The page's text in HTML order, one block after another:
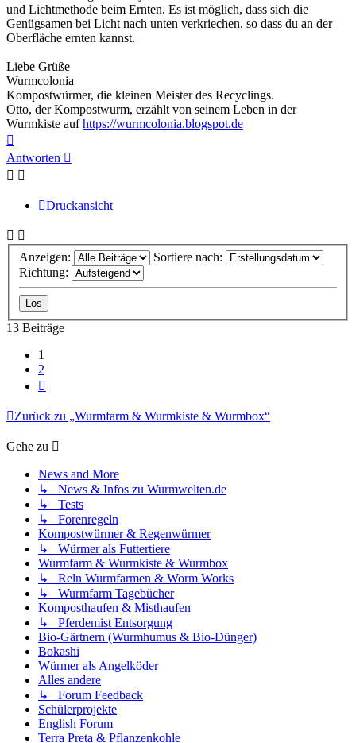
und Lichtmethode beim Ernten. Es ist möglich, dass sich die
Genügsamen bei Licht nach unten verkriechen, so dass du an der
Oberfläche ernten kannst.
Liebe Grüße
Wurmcolonia
Kompostwürmer, die kleinen Meister des Recyclings.
Otto, der Kompostwurm, erzählt von seinem Leben in der
Wurmkiste aufhttps://wurmcolonia.blogspot.de
oben
Antworten
Druckansicht
Anzeigen:
Sortiere nach:
Richtung:
13 Beiträge
1
2
Zurück zu „Wurmfarm & Wurmkiste & Wurmbox“
Gehe zu
News and More
↳ News & Infos zu Wurmwelten.de
↳ Tests
↳ Forenregeln
Kompostwürmer & Regenwürmer
↳ Würmer als Futtertiere
Wurmfarm & Wurmkiste & Wurmbox
↳ Reln Wurmfarmen & Worm Works
↳ Wurmfarm Tagebücher
Komposthaufen & Misthaufen
↳ Pferdemist Entsorgung
Bio-Gärtnern (Wurmhumus & Bio-Dünger)
Bokashi
Würmer als Angelköder
Alles andere
↳ Forum Feedback
Schülerprojekte
English Forum
Terra Preta & Pflanzenkohle